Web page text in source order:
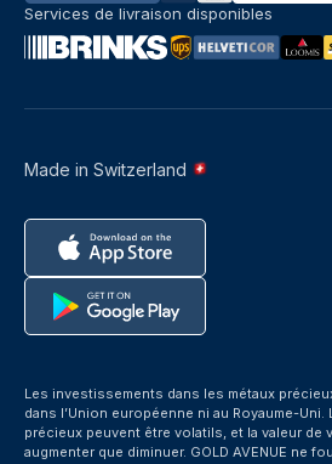
Made in Switzerland
Services de livraison disponibles
Les investissements dans les métaux
dans l’Union européenne ni au Royaume-
précieux peuvent être volatils, et la valeur de
augmenter que diminuer. GOLD AVENUE ne